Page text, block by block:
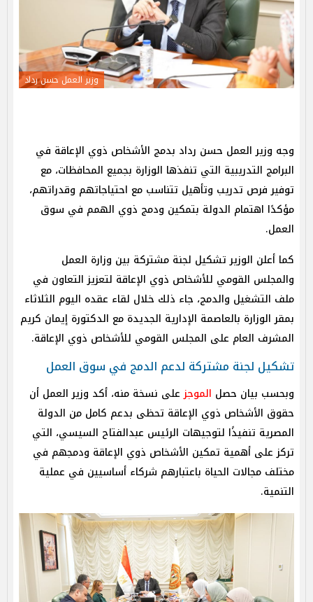
وزير العمل حسن رداد
وجه وزير العمل حسن رداد بدمج الأشخاص ذوي الإعاقة في
البرامج التدريبية التي تنفذها الوزارة بجميع المحافظات، مع
توفير فرص تدريب وتأهيل تتناسب مع احتياجاتهم وقدراتهم،
مؤكدًا اهتمام الدولة بتمكين ودمج ذوي الهمم في سوق
العمل.
كما أعلن الوزير تشكيل لجنة مشتركة بين وزارة العمل
والمجلس القومي للأشخاص ذوي الإعاقة لتعزيز التعاون في
ملف التشغيل والدمج، جاء ذلك خلال لقاء عقده اليوم الثلاثاء
بمقر الوزارة بالعاصمة الإدارية الجديدة مع الدكتورة إيمان كريم
المشرف العام على المجلس القومي للأشخاص ذوي الإعاقة.
تشكيل لجنة مشتركة لدعم الدمج في سوق العمل
وبحسب بيان حصل الموجزعلى نسخة منه، أكد وزير العمل أن
حقوق الأشخاص ذوي الإعاقة تحظى بدعم كامل من الدولة
المصرية تنفيذًا لتوجيهات الرئيس عبدالفتاح السيسي، التي
تركز على أهمية تمكين الأشخاص ذوي الإعاقة ودمجهم في
مختلف مجالات الحياة باعتبارهم شركاء أساسيين في عملية
التنمية.